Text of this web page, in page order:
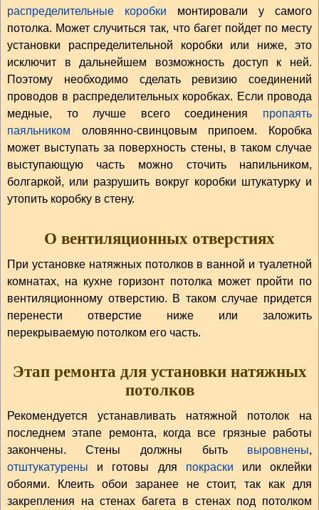
распределительные коробки монтировали у самого
потолка. Может случиться так, что багет пойдет по месту
установки распределительной коробки или ниже, это
исключит в дальнейшем возможность доступ к ней.
Поэтому необходимо сделать ревизию соединений
проводов в распределительных коробках. Если провода
медные, то лучше всего соединения пропаять
паяльником оловянно-свинцовым припоем. Коробка
может выступать за поверхность стены, в таком случае
выступающую часть можно сточить напильником,
болгаркой, или разрушить вокруг коробки штукатурку и
утопить коробку в стену.
О вентиляционных отверстиях
При установке натяжных потолков в ванной и туалетной
комнатах, на кухне горизонт потолка может пройти по
вентиляционному отверстию. В таком случае придется
перенести отверстие ниже или заложить
перекрываемую потолком его часть.
Этап ремонта для установки натяжных
потолков
Рекомендуется устанавливать натяжной потолок на
последнем этапе ремонта, когда все грязные работы
закончены. Стены должны быть выровнены,
отштукатурены и готовы для покраски или оклейки
обоями. Клеить обои заранее не стоит, так как для
закрепления на стенах багета в стенах под потолком